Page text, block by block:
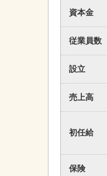
資本金
従業員数
設立
売上高
初任給
保険